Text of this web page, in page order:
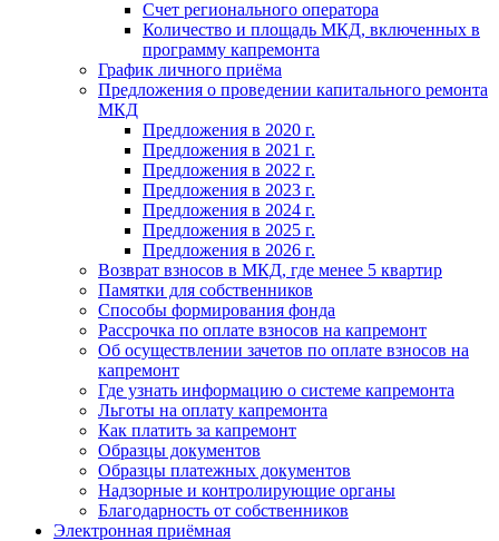
Счет регионального оператора
Количество и площадь МКД, включенных в
программу капремонта
График личного приёма
Предложения о проведении капитального ремонта
МКД
Предложения в 2020 г.
Предложения в 2021 г.
Предложения в 2022 г.
Предложения в 2023 г.
Предложения в 2024 г.
Предложения в 2025 г.
Предложения в 2026 г.
Возврат взносов в МКД, где менее 5 квартир
Памятки для собственников
Способы формирования фонда
Рассрочка по оплате взносов на капремонт
Об осуществлении зачетов по оплате взносов на
капремонт
Где узнать информацию о системе капремонта
Льготы на оплату капремонта
Как платить за капремонт
Образцы документов
Образцы платежных документов
Надзорные и контролирующие органы
Благодарность от собственников
Электронная приёмная